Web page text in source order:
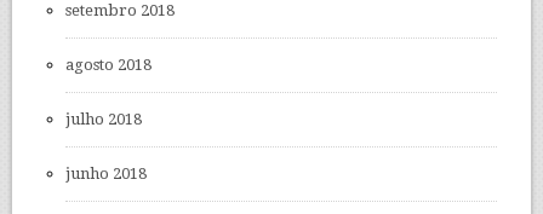
setembro 2018
agosto 2018
julho 2018
junho 2018